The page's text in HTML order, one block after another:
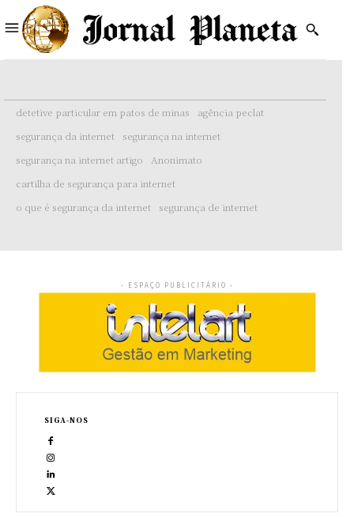
detetive particular em patos de minas
agência peclat
segurança da internet
segurança na internet
segurança na internet artigo
Anonimato
cartilha de segurança para internet
o que é segurança da internet
segurança de internet
- ESPAÇO PUBLICITÁRIO -
SIGA-NOS